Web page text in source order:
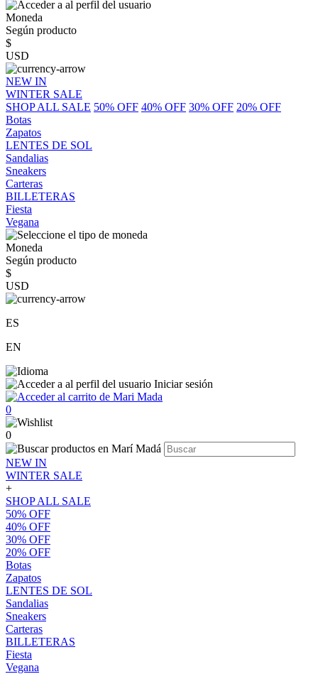
Moneda
Según producto
$
USD
NEW IN
WINTER SALE
SHOP ALL SALE 50% OFF 40% OFF 30% OFF 20% OFF
Botas
Zapatos
LENTES DE SOL
Sandalias
Sneakers
Carteras
BILLETERAS
Fiesta
Vegana
Moneda
Según producto
$
USD
ES
EN
Iniciar sesión
0
0
NEW IN
WINTER SALE
+
SHOP ALL SALE
50% OFF
40% OFF
30% OFF
20% OFF
Botas
Zapatos
LENTES DE SOL
Sandalias
Sneakers
Carteras
BILLETERAS
Fiesta
Vegana